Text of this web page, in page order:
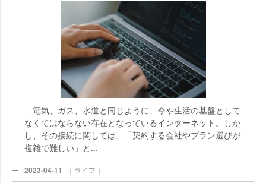
電気、ガス、水道と同じように、今や生活の基盤として
なくてはならない存在となっているインターネット。しか
し、その接続に関しては、「契約する会社やプラン選びが
複雑で難しい」と...
2023-04-11 ｜ライフ｜